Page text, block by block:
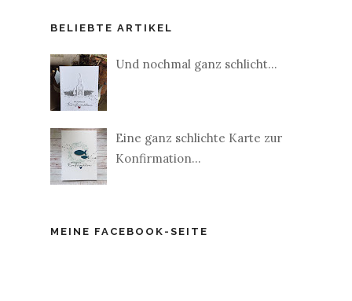
BELIEBTE ARTIKEL
Und nochmal ganz schlicht...
Eine ganz schlichte Karte zur
Konfirmation...
MEINE FACEBOOK-SEITE